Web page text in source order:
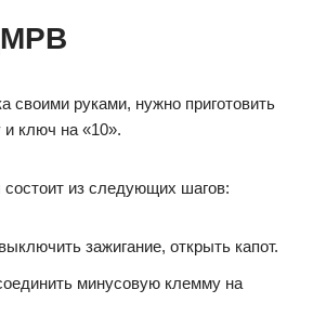
своими руками, нужно приготовить
и ключ на «10».
из следующих шагов:
зажигание, открыть капот.
минусовую клемму на